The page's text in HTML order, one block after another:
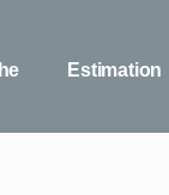
Estimation